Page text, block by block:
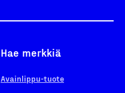
Hae merkkiä
Avainlippu-tuote